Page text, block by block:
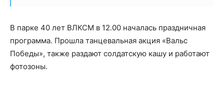
В парке 40 лет ВЛКСМ в 12.00 началась праздничная
программа. Прошла танцевальная акция «Вальс
Победы», также раздают солдатскую кашу и работают
фотозоны.